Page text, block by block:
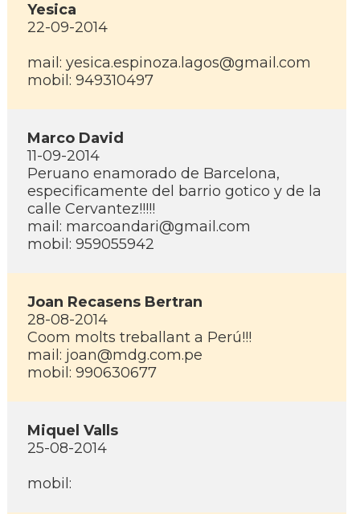
Yesica
22-09-2014
mail: yesica.espinoza.lagos@gmail.com
mobil: 949310497
Marco David
11-09-2014
Peruano enamorado de Barcelona,
especificamente del barrio gotico y de la
calle Cervantez!!!!!
mail: marcoandari@gmail.com
mobil: 959055942
Joan Recasens Bertran
28-08-2014
Coom molts treballant a Perú!!!
mail: joan@mdg.com.pe
mobil: 990630677
Miquel Valls
25-08-2014
mobil: